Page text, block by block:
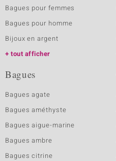
Bagues pour femmes
Bagues pour homme
Bijoux en argent
tout afficher
Bagues
Bagues agate
Bagues améthyste
Bagues aigue-marine
Bagues ambre
Bagues citrine